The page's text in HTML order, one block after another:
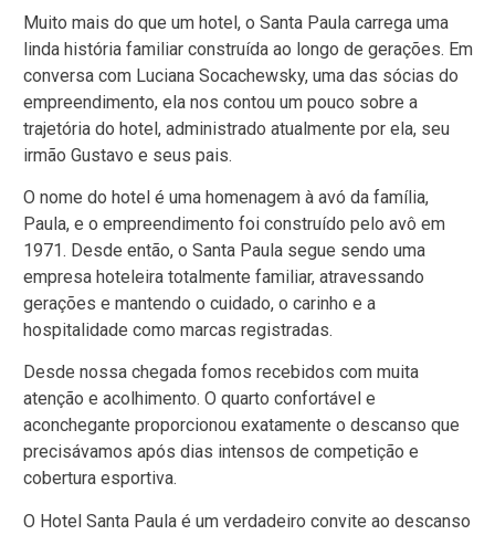
Muito mais do que um hotel, o Santa Paula carrega uma
linda história familiar construída ao longo de gerações. Em
conversa com Luciana Socachewsky, uma das sócias do
empreendimento, ela nos contou um pouco sobre a
trajetória do hotel, administrado atualmente por ela, seu
irmão Gustavo e seus pais.
O nome do hotel é uma homenagem à avó da família,
Paula, e o empreendimento foi construído pelo avô em
1971. Desde então, o Santa Paula segue sendo uma
empresa hoteleira totalmente familiar, atravessando
gerações e mantendo o cuidado, o carinho e a
hospitalidade como marcas registradas.
Desde nossa chegada fomos recebidos com muita
atenção e acolhimento. O quarto confortável e
aconchegante proporcionou exatamente o descanso que
precisávamos após dias intensos de competição e
cobertura esportiva.
O Hotel Santa Paula é um verdadeiro convite ao descanso